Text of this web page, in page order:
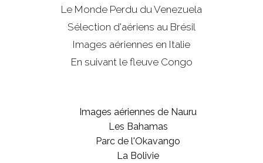
Le Monde Perdu du Venezuela
Sélection d'aériens au Brésil
Images aériennes en Italie
En suivant le fleuve Congo
Images aériennes de Nauru
Les Bahamas
Parc de l'Okavango
La Bolivie